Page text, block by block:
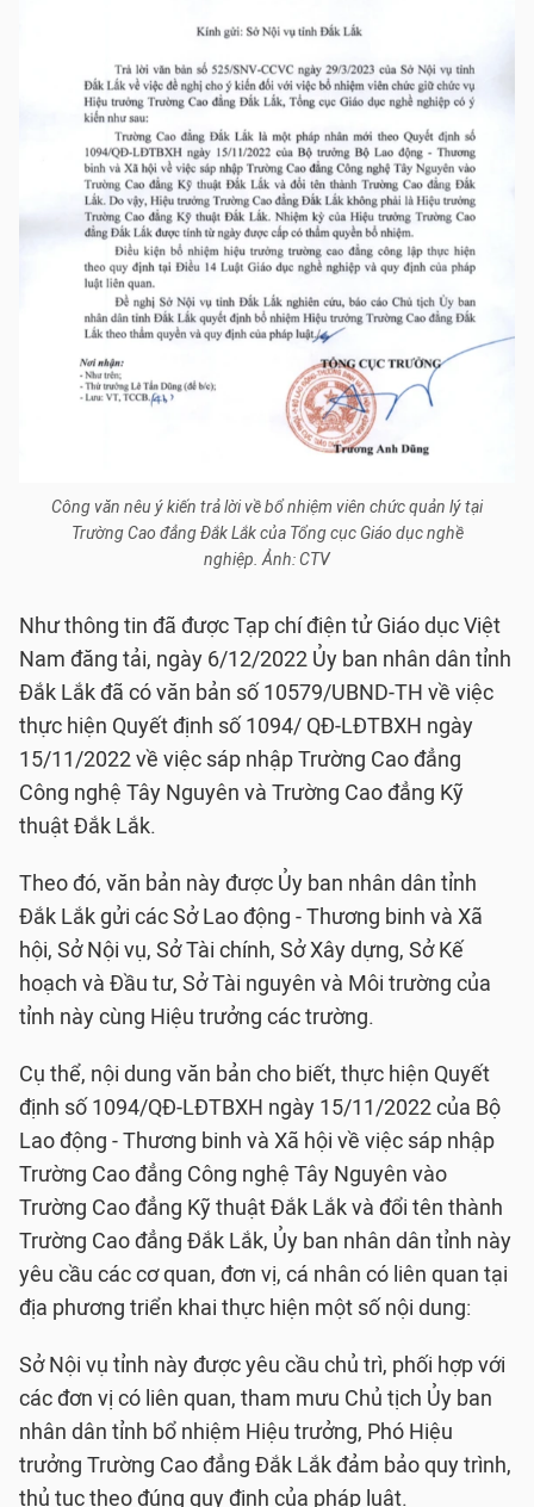
Công văn nêu ý kiến trả lời về bổ nhiệm viên chức quản lý tại
Trường Cao đẳng Đắk Lắk của Tổng cục Giáo dục nghề
nghiệp. Ảnh: CTV
Như thông tin đã được Tạp chí điện tử Giáo dục Việt
Nam đăng tải, ngày 6/12/2022 Ủy ban nhân dân tỉnh
Đắk Lắk đã có văn bản số 10579/UBND-TH về việc
thực hiện Quyết định số 1094/ QĐ-LĐTBXH ngày
15/11/2022 về việc sáp nhập Trường Cao đẳng
Công nghệ Tây Nguyên và Trường Cao đẳng Kỹ
thuật Đắk Lắk.
Theo đó, văn bản này được Ủy ban nhân dân tỉnh
Đắk Lắk gửi các Sở Lao động - Thương binh và Xã
hội, Sở Nội vụ, Sở Tài chính, Sở Xây dựng, Sở Kế
hoạch và Đầu tư, Sở Tài nguyên và Môi trường của
tỉnh này cùng Hiệu trưởng các trường.
Cụ thể, nội dung văn bản cho biết, thực hiện Quyết
định số 1094/QĐ-LĐTBXH ngày 15/11/2022 của Bộ
Lao động - Thương binh và Xã hội về việc sáp nhập
Trường Cao đẳng Công nghệ Tây Nguyên vào
Trường Cao đẳng Kỹ thuật Đắk Lắk và đổi tên thành
Trường Cao đẳng Đắk Lắk, Ủy ban nhân dân tỉnh này
yêu cầu các cơ quan, đơn vị, cá nhân có liên quan tại
địa phương triển khai thực hiện một số nội dung:
Sở Nội vụ tỉnh này được yêu cầu chủ trì, phối hợp với
các đơn vị có liên quan, tham mưu Chủ tịch Ủy ban
nhân dân tỉnh bổ nhiệm Hiệu trưởng, Phó Hiệu
trưởng Trường Cao đẳng Đắk Lắk đảm bảo quy trình,
thủ tục theo đúng quy định của pháp luật.